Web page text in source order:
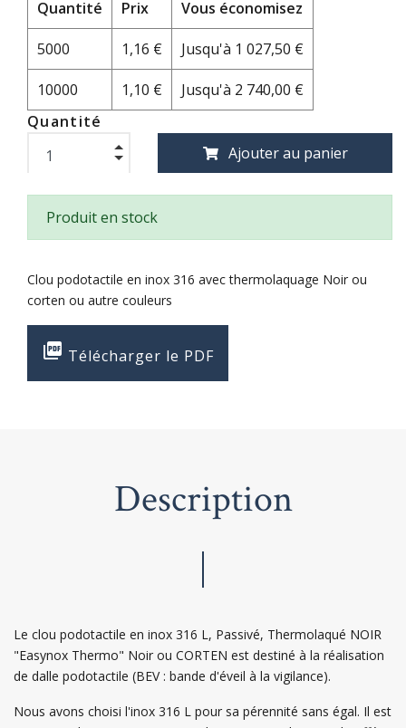
Quantité
Prix Vous économisez
5000 1,16 € Jusqu'à 1 027,50 €
10000 1,10 €
Jusqu'à 2 740,00 €
Quantité
Ajouter au panier
Produit en stock
Clou podotactile en inox 316 avec thermolaquage Noir ou
corten ou autre couleurs
 Télécharger le PDF
Description
Le clou podotactile en inox 316 L, Passivé, Thermolaqué NOIR
"Easynox Thermo" Noir ou CORTEN est destiné à la réalisation
de dalle podotactile (BEV : bande d'éveil à la vigilance).
Nous avons choisi l'inox 316 L pour sa pérennité sans égal. Il est